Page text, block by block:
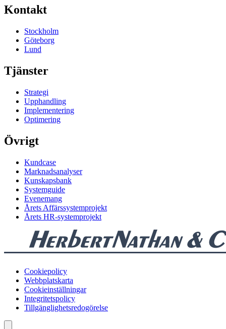
Kontakt
Stockholm
Göteborg
Lund
Tjänster
Strategi
Upphandling
Implementering
Optimering
Övrigt
Kundcase
Marknadsanalyser
Kunskapsbank
Systemguide
Evenemang
Årets Affärssystemprojekt
Årets HR-systemprojekt
Cookiepolicy
Webbplatskarta
Cookieinställningar
Integritetspolicy
Tillgänglighetsredogörelse